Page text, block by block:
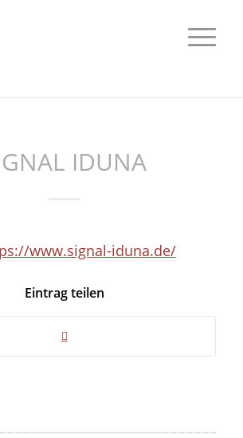
IDUNA
www.signal-iduna.de/
Eintrag teilen